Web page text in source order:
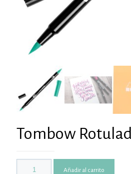
Tombow
Añadir al carrito